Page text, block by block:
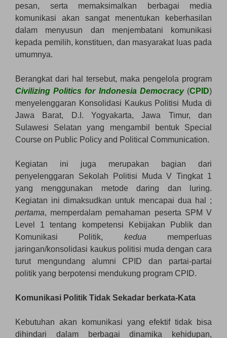
pesan, serta memaksimalkan berbagai media
komunikasi akan sangat menentukan keberhasilan
dalam menyusun dan menjembatani komunikasi
kepada pemilih, konstituen, dan masyarakat luas pada
umumnya.
Berangkat dari hal tersebut, maka pengelola program
Civilizing Politics for Indonesia Democracy(CPID)
menyelenggaran Konsolidasi Kaukus Politisi Muda di
Jawa Barat, D.I. Yogyakarta, Jawa Timur, dan
Sulawesi Selatan yang mengambil bentuk Special
Course on Public Policy and Political Communication.
Kegiatan ini juga merupakan bagian dari
penyelenggaran Sekolah Politisi Muda V Tingkat 1
yang menggunakan metode daring dan luring.
Kegiatan ini dimaksudkan untuk mencapai dua hal ;
pertama, memperdalam pemahaman peserta SPM V
Level 1 tentang kompetensi Kebijakan Publik dan
Komunikasi Politik, keduamemperluas
jaringan/konsolidasi kaukus politisi muda dengan cara
turut mengundang alumni CPID dan partai-partai
politik yang berpotensi mendukung program CPID.
Komunikasi Politik Tidak Sekadar berkata-Kata
Kebutuhan akan komunikasi yang efektif tidak bisa
dihindari dalam berbagai dinamika kehidupan,